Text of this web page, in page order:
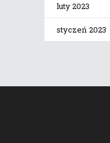
luty 2023
styczeń 2023